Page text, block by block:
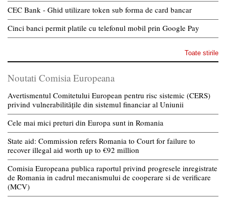
CEC Bank - Ghid utilizare token sub forma de card bancar
Cinci banci permit platile cu telefonul mobil prin Google Pay
Toate stirile
Noutati Comisia Europeana
Avertismentul Comitetului European pentru risc sistemic (CERS)
privind vulnerabilitățile din sistemul financiar al Uniunii
Cele mai mici preturi din Europa sunt in Romania
State aid: Commission refers Romania to Court for failure to
recover illegal aid worth up to €92 million
Comisia Europeana publica raportul privind progresele inregistrate
de Romania in cadrul mecanismului de cooperare si de verificare
(MCV)